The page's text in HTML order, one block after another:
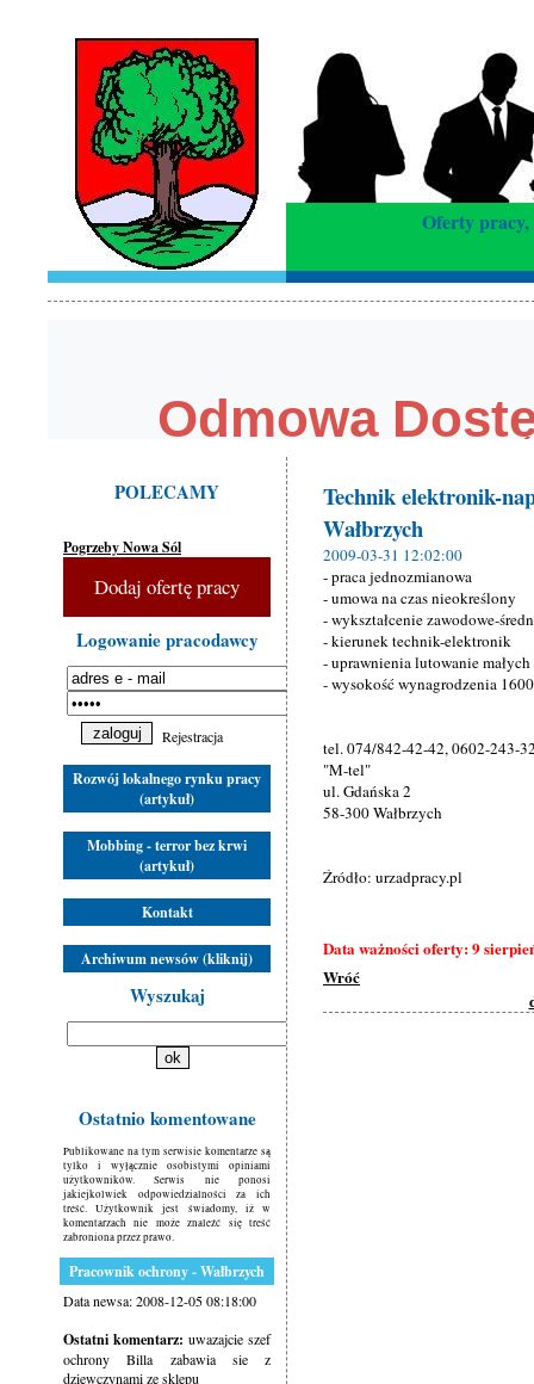
Oferty pracy,
POLECAMY
Pogrzeby Nowa Sól
Dodaj ofertę pracy
Logowanie pracodawcy
Rejestracja
Rozwój lokalnego rynku pracy
(artykuł)
Mobbing - terror bez krwi
(artykuł)
Kontakt
Archiwum newsów (kliknij)
Wyszukaj
Ostatnio komentowane
Publikowane na tym serwisie komentarze są
tylko i wyłącznie osobistymi opiniami
użytkowników. Serwis nie ponosi
jakiejkolwiek odpowiedzialności za ich
treść. Użytkownik jest świadomy, iż w
komentarzach nie może znaleźć się treść
zabroniona przez prawo.
Pracownik ochrony - Wałbrzych
Data newsa: 2008-12-05 08:18:00
Ostatni komentarz: uwazajcie szef
ochrony Billa zabawia sie z
dziewczynami ze sklepu
Technik elektronik-
Wałbrzych
2009-03-31 12:02:00
- praca jednozmianowa
- umowa na czas nieokreślony
- wykształcenie zawodowe-
- kierunek technik-elektronik
- uprawnienia lutowanie
- wysokość wynagrodzenia
tel. 074/842-42-42, 0602-243-
"M-tel"
ul. Gdańska 2
58-300 Wałbrzych
Źródło: urzadpracy.pl
Data ważności oferty: 9
Wróć